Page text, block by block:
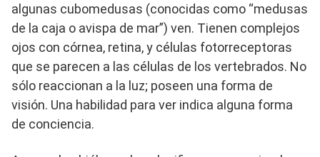
algunas cubomedusas (conocidas como “medusas
de la caja o avispa de mar”) ven. Tienen complejos
ojos con córnea, retina, y células fotorreceptoras
que se parecen a las células de los vertebrados. No
sólo reaccionan a la luz; poseen una forma de
visión. Una habilidad para ver indica alguna forma
de conciencia.